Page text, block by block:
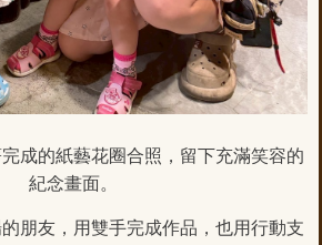
成的紙藝花圈合照，留下充滿笑容的
紀念畫面。
朋友，用雙手完成作品，也用行動支